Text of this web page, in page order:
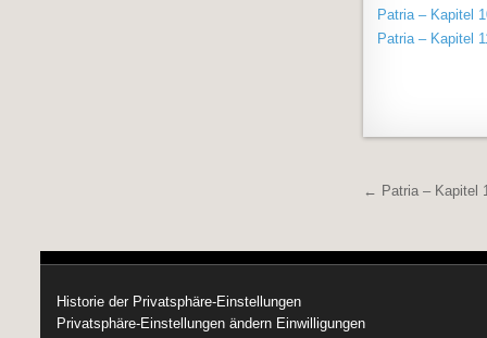
Patria – Kapitel
Patria – Kapitel
← Patria – Kapitel
Historie der Privatsphäre-Einstellungen
Privatsphäre-Einstellungen ändern Einwilligungen